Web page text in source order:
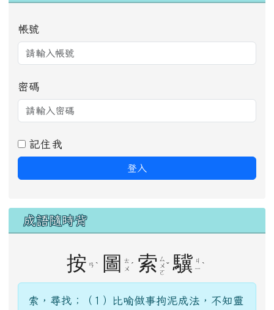
帳號
密碼
記住我
登入
成語隨時背
按 ㄢ ˋ 圖
ㄊ
ㄨ ˊ 索 ㄙ
ㄨ
ㄛ
ˇ 驥 ㄐ
ㄧ ˋ
索，尋找；（1）比喻做事拘泥成法，不知靈